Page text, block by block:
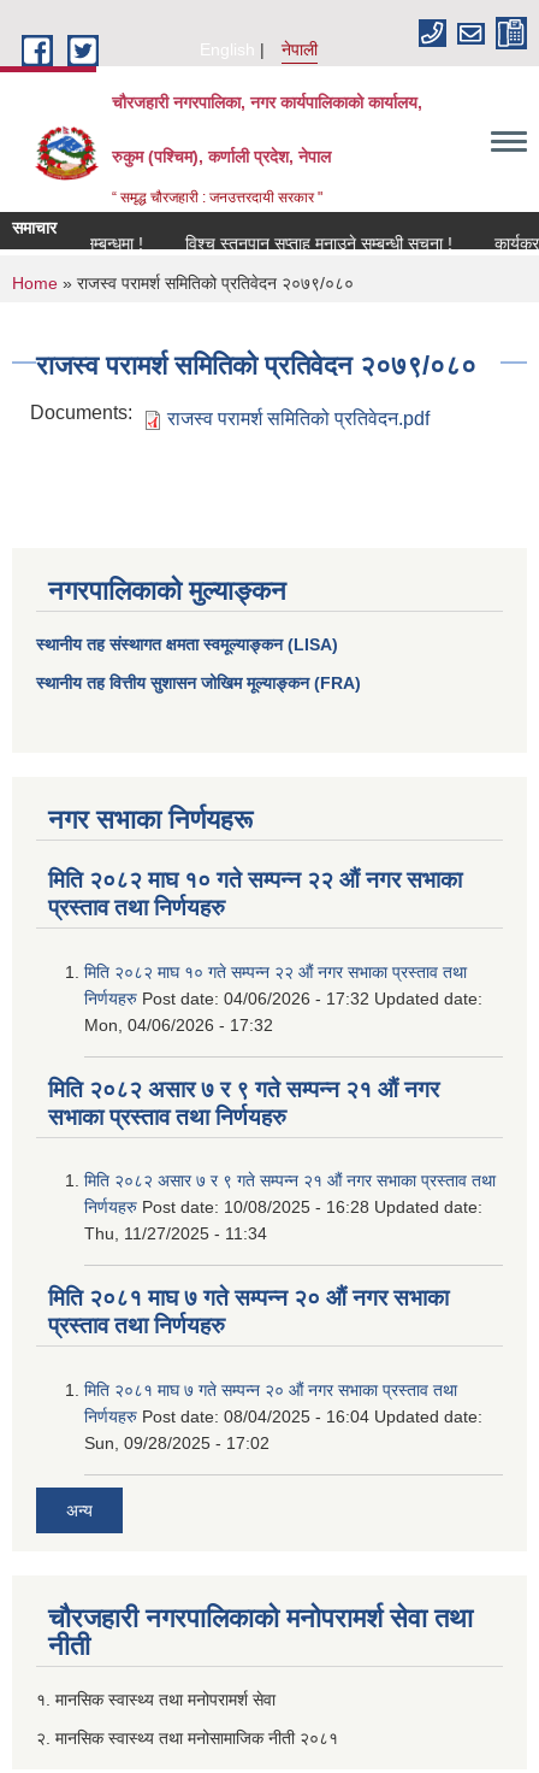
English
नेपाली
चौरजहारी नगरपालिका, नगर कार्यपालिकाको कार्यालय,
रुकुम (पश्चिम), कर्णाली प्रदेश, नेपाल
“ समृद्ध चौरजहारी : जनउत्तरदायी सरकार "
समाचार
सम्बन्धमा !
विश्च स्तनपान सप्ताह मनाउने सम्बन्धी सूचना ! कार्यक्रममा
You are here
Home » राजस्व परामर्श समितिको प्रतिवेदन २०७९/०८०
राजस्व परामर्श समितिको प्रतिवेदन २०७९/०८०
Documents: राजस्व परामर्श समितिको प्रतिवेदन.pdf
नगरपालिकाको मुल्याङ्कन
स्थानीय तह संस्थागत क्षमता स्वमूल्याङ्कन (LISA)
स्थानीय तह वित्तीय सुशासन जोखिम मूल्याङ्कन (FRA)
नगर सभाका निर्णयहरू
मिति २०८२ माघ १० गते सम्पन्न २२ औं नगर सभाका
प्रस्ताव तथा निर्णयहरु
मिति २०८२ माघ १० गते सम्पन्न २२ औं नगर सभाका प्रस्ताव तथा
निर्णयहरु Post date: 04/06/2026 - 17:32 Updated date:
Mon, 04/06/2026 - 17:32
मिति २०८२ असार ७ र ९ गते सम्पन्न २१ औं नगर
सभाका प्रस्ताव तथा निर्णयहरु
मिति २०८२ असार ७ र ९ गते सम्पन्न २१ औं नगर सभाका प्रस्ताव तथा
निर्णयहरु Post date: 10/08/2025 - 16:28 Updated date:
Thu, 11/27/2025 - 11:34
मिति २०८१ माघ ७ गते सम्पन्न २० औं नगर सभाका
प्रस्ताव तथा निर्णयहरु
मिति २०८१ माघ ७ गते सम्पन्न २० औं नगर सभाका प्रस्ताव तथा
निर्णयहरु Post date: 08/04/2025 - 16:04 Updated date:
Sun, 09/28/2025 - 17:02
अन्य
चौरजहारी नगरपालिकाको मनोपरामर्श सेवा तथा
नीती
१. मानसिक स्वास्थ्य तथा मनोपरामर्श सेवा
२. मानसिक स्वास्थ्य तथा मनोसामाजिक नीती २०८१